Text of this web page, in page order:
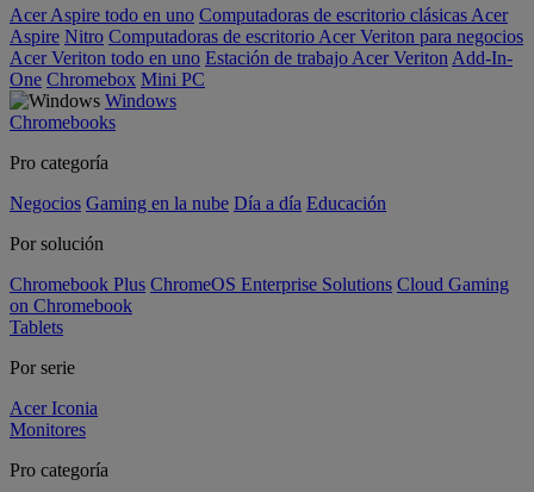
Acer Aspire todo en uno Computadoras de escritorio clásicas Acer
Aspire Nitro Computadoras de escritorio Acer Veriton para negocios
Acer Veriton todo en uno Estación de trabajo Acer Veriton Add-In-
One Chromebox Mini PC
Windows
Chromebooks
Pro categoría
Negocios Gaming en la nube Día a día Educación
Por solución
Chromebook Plus ChromeOS Enterprise Solutions Cloud Gaming
on Chromebook
Tablets
Por serie
Acer Iconia
Monitores
Pro categoría